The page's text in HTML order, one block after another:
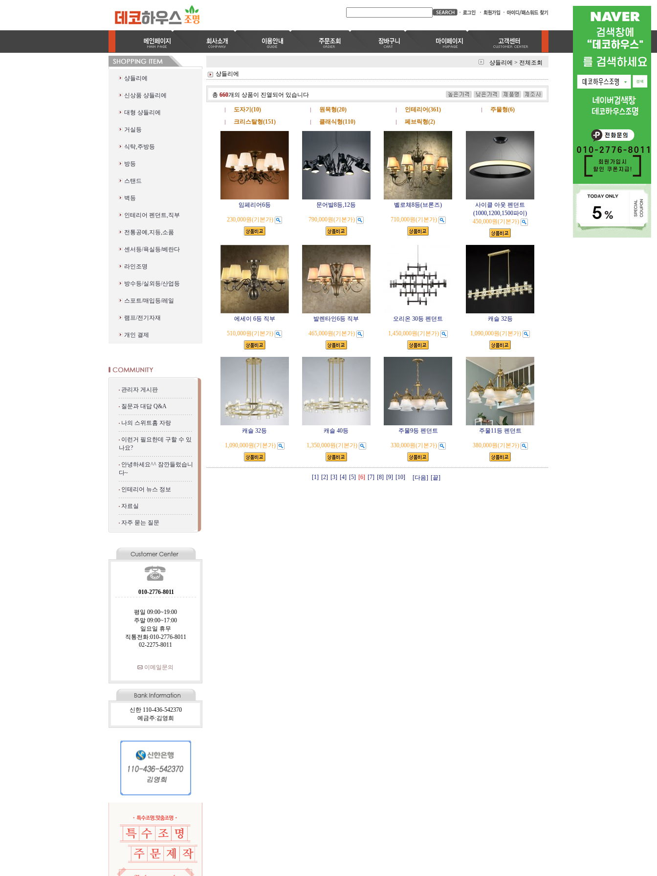
샹들리에
신상품 샹들리에
대형 샹들리에
거실등
식탁,주방등
방등
스탠드
벽등
인테리어 펜던트,직부
전통공예,지등,소품
센서등/욕실등/베란다
라인조명
방수등/실외등/산업등
스포트/매입등/레일
램프/전기자재
개인 결제
관리자 게시판
질문과 대답 Q&A
나의 스위트홈 자랑
이런거 필요한데 구할 수 있
나요?
안녕하세요^^ 잠깐들렀습니
다~
인테리어 뉴스 정보
자료실
자주 묻는 질문
010-2776-8011
평일 09:00~19:00
주말 09:00~17:00
일요일 휴무
직통전화:010-2776-8011
02-2275-8011
이메일문의
신한 110-436-542370
예금주:김영희
샹들리에 > 전체조회
샹들리에
총 660개의 상품이 진열되어 있습니다
도자기(10) 원목형(20) 인테리어(361)
주물형(6)
크리스탈형(151)
클래식형(110) 페브릭형(2)
임페리어6등
230,000원(기본가)
문어발8등,12등
790,000원(기본가)
벨로체8등(브론즈)
710,000원(기본가)
사이클 아웃 펜던트
(1000,1200,1500파이)
450,000원(기본가)
에세이 6등 직부
510,000원(기본가)
발렌타인6등 직부
465,000원(기본가)
오리온 30등 펜던트
1,450,000원(기본가)
캐슬 32등
1,090,000원(기본가)
캐슬 32등
1,090,000원(기본가)
캐슬 40등
1,350,000원(기본가)
주물9등 펜던트
330,000원(기본가)
주물11등 펜던트
380,000원(기본가)
[1] [2] [3] [4] [5] [6] [7] [8] [9] [10] [다음] [끝]